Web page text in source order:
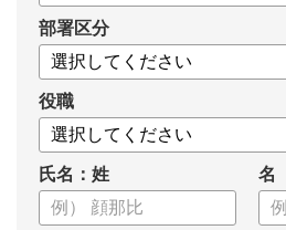
・新ビジョン「Talent
・HRSaaS事業とHRSolution事業が
・AI活用の土台、カオナビの「タレ
こと
部署区分
役職
氏名：姓 名